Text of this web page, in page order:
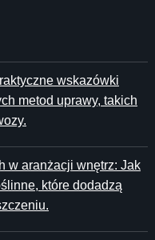
wskazówki
metod uprawy, takich
w aranżacji wnętrz: Jak
które dodadzą